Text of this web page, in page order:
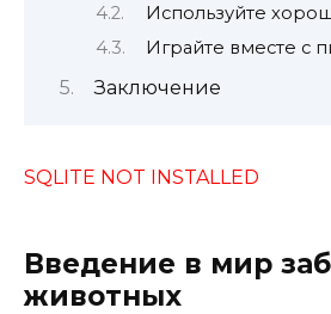
Используйте
Играйте вместе с
Заключение
SQLITE NOT INSTALLED
Введение в мир
животных